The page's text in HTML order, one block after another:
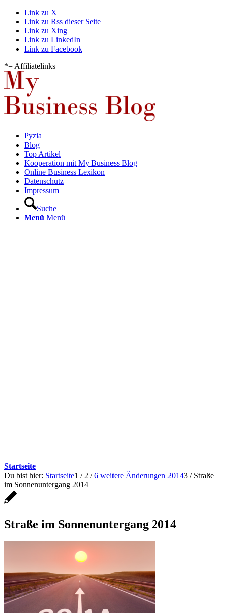
Link zu X
Link zu Rss dieser Seite
Link zu Xing
Link zu LinkedIn
Link zu Facebook
*= Affiliatelinks
Pyzia
Blog
Top Artikel
Kooperation mit My Business Blog
Online Business Lexikon
Datenschutz
Impressum
Suche
Menü Menü
Startseite
Du bist hier: Startseite1 / 2 / 6 weitere Änderungen 20143 / Straße
im Sonnenuntergang 2014
Straße im Sonnenuntergang 2014